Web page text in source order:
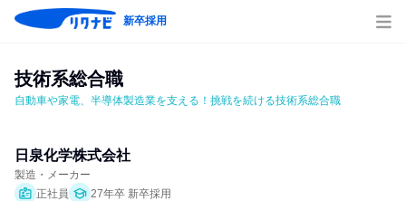
新卒採用
技術系総合職
自動車や家電、半導体製造業を支える！挑戦を続ける技術系総合職
日泉化学株式会社
製造・メーカー
正社員
27年卒 新卒採用